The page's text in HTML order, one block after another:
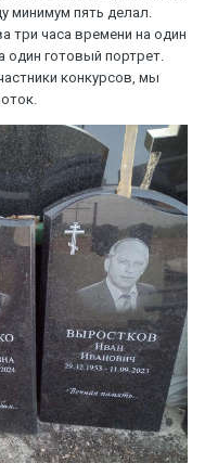
минимум пять делал.
три часа времени на один
один готовый портрет.
конкурсов, мы